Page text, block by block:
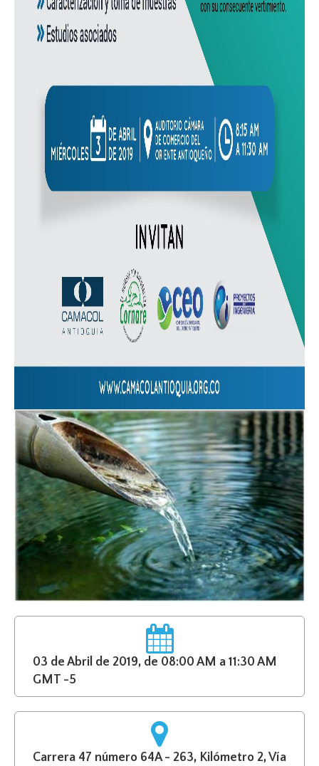
03 de Abril de 2019, de 08:00 AM a 11:30 AM
GMT -5
Carrera 47 número 64A - 263, Kilómetro 2, Vía